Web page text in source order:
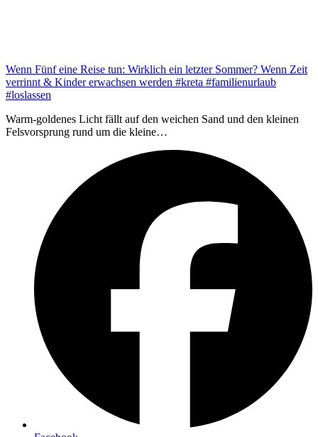
Wenn Fünf eine Reise tun: Wirklich ein letzter Sommer? Wenn Zeit
verrinnt & Kinder erwachsen werden #kreta #familienurlaub
#loslassen
Warm-goldenes Licht fällt auf den weichen Sand und den kleinen
Felsvorsprung rund um die kleine…